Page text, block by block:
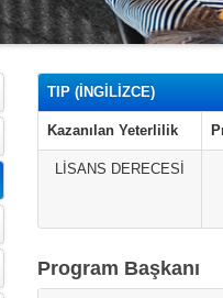
TIP (İNGİLİZCE)
Kazanılan Yeterlilik
LİSANS DERECESİ
Program Başkanı